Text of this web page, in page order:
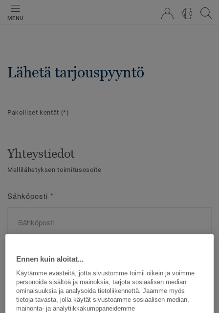
MENU
0
Lähetä tarjouspyyntö
Pakolliset kentät (*)
Yhteystiedot
Mallilähetyksen toimitusosoite
Sähköposti *
Etunimi*
Ennen kuin aloitat...
Käytämme evästeitä, jotta sivustomme toimii oikein ja voimme
personoida sisältöä ja mainoksia, tarjota sosiaalisen median
ominaisuuksia ja analysoida tietoliikennettä. Jaamme myös
tietoja tavasta, jolla käytät sivustoamme sosiaalisen median,
mainonta- ja analytiikkakumppaneidemme